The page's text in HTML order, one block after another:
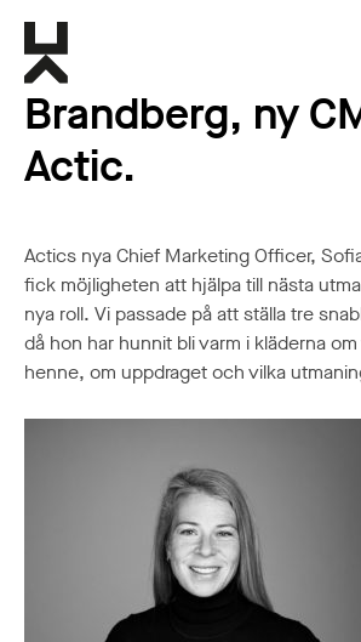
3 snabba frågor
Brandberg, ny
Actic.
Actics nya Chief Marketing Officer,
fick möjligheten att hjälpa till nästa
nya roll. Vi passade på att ställa tre
då hon har hunnit bli varm i kläderna
henne, om uppdraget och vilka